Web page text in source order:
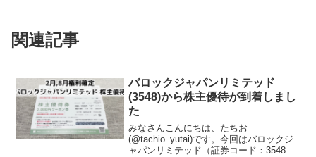
関連記事
バロックジャパンリミテッド
(3548)から株主優待が到着しまし
た
みなさんこんにちは、たちお
(@tachio_yutai)です。今回はバロックジ
ャパンリミテッド（証券コード：3548）